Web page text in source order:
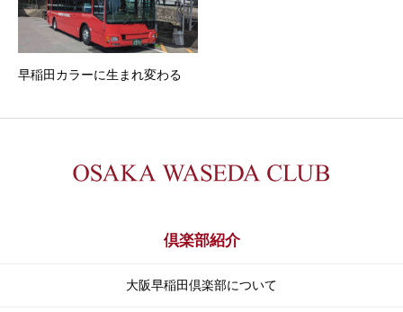
早稲田カラーに生まれ変わる
倶楽部紹介
大阪早稲田倶楽部について